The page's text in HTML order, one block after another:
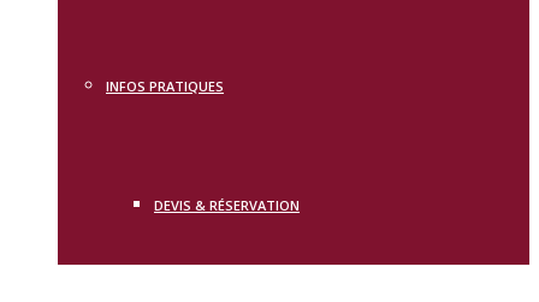
INFOS PRATIQUES
DEVIS & RÉSERVATION